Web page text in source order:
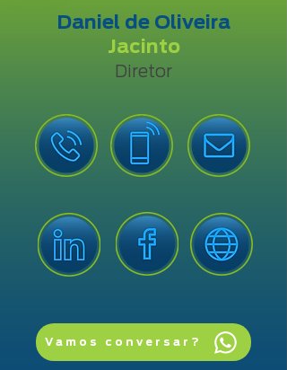
Daniel de Oliveira
Jacinto
Diretor
Vamos conversar?